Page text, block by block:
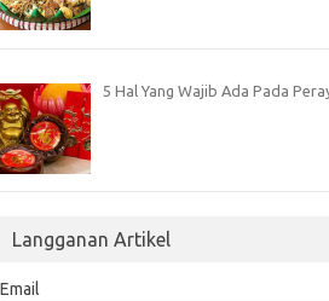
5 Hal Yang Wajib Ada Pada
Langganan Artikel
Email